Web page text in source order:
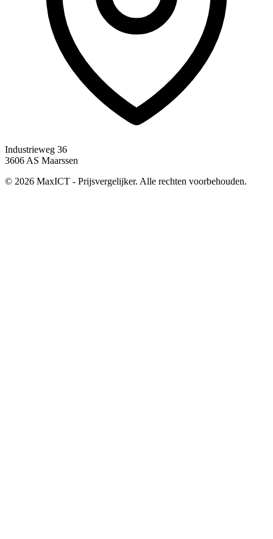
Industrieweg 36
3606 AS Maarssen
© 2026 MaxICT - Prijsvergelijker. Alle rechten voorbehouden.